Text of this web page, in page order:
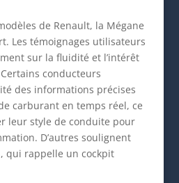
de Renault, la Mégane
Les témoignages utilisateurs
sur la fluidité et l’intérêt
conducteurs
des informations précises
carburant en temps réel, ce
leur style de conduite pour
D’autres soulignent
qui rappelle un cockpit